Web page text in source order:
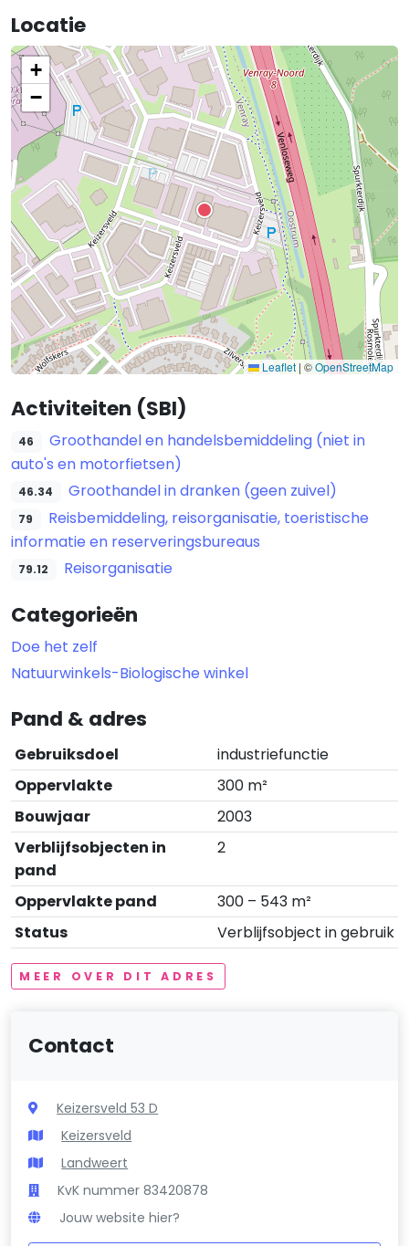
Locatie
+
−
Leaflet | ©OpenStreetMap
Activiteiten (SBI)
46
Groothandel en handelsbemiddeling (niet in
auto's en motorfietsen)
46.34 Groothandel in dranken (geen zuivel)
79
Reisbemiddeling, reisorganisatie, toeristische
informatie en reserveringsbureaus
79.12 Reisorganisatie
Categorieën
Doe het zelf
Natuurwinkels-Biologische winkel
Pand & adres
Gebruiksdoel
industriefunctie
Oppervlakte
300 m²
Bouwjaar
2003
Verblijfsobjecten in
pand
2
Oppervlakte pand
300 – 543 m²
Status
Verblijfsobject in gebruik
MEER OVER DIT ADRES
Contact
Keizersveld 53 D
Keizersveld
Landweert
KvK nummer 83420878
Jouw website hier?